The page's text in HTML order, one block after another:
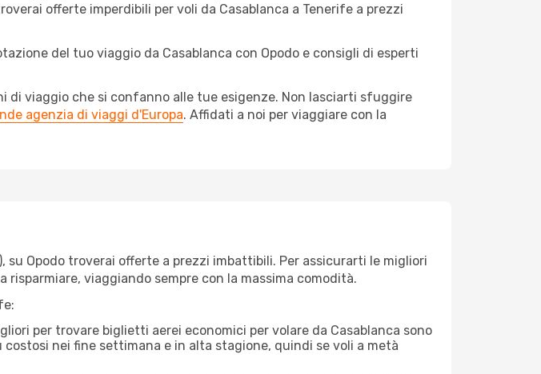
offerte imperdibili per voli da Casablanca a Tenerife a prezzi
del tuo viaggio da Casablanca con Opodo e consigli di esperti
di viaggio che si confanno alle tue esigenze. Non lasciarti sfuggire
agenzia di viaggi d'Europa. Affidati a noi per viaggiare con la
su Opodo troverai offerte a prezzi imbattibili. Per assicurarti le migliori
viaggiando sempre con la massima comodità.
per trovare biglietti aerei economici per volare da Casablanca sono
nei fine settimana e in alta stagione, quindi se voli a metà